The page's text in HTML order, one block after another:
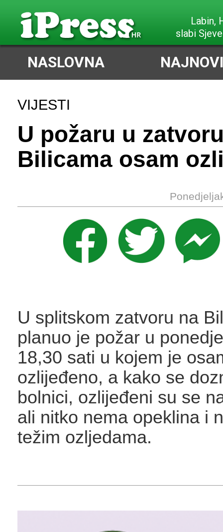
Labin,
slabi
NASLOVNA
VIJESTI
U požaru u
Bilicama osam
U splitskom zatvoru na
planuo je požar u
18,30 sati u kojem je
ozlijeđeno, a kako se
bolnici, ozlijeđeni su se
ali nitko nema opeklina i
težim ozljedama.